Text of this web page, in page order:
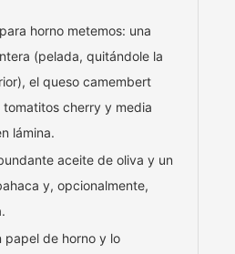
horno metemos: una
(pelada, quitándole la
el queso camembert
cherry y media
lámina.
aceite de oliva y un
y, opcionalmente,
papel de horno y lo